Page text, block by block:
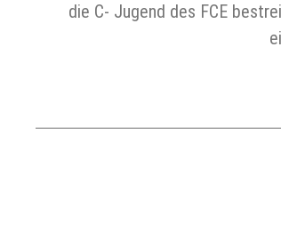
die C- Jugend des FCE